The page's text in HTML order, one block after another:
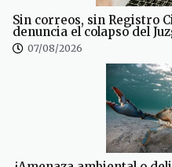
Sin correos, sin Registro
denuncia el colapso del
07/08/2026